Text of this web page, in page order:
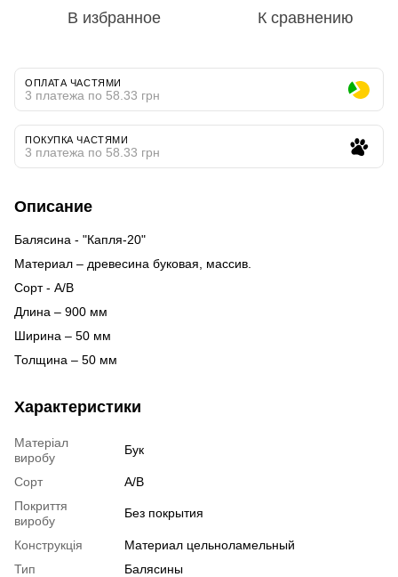
В избранное К сравнению
ОПЛАТА ЧАСТЯМИ
3 платежа по 58.33 грн
ПОКУПКА ЧАСТЯМИ
3 платежа по 58.33 грн
Описание
Балясина - "Капля-20"
Материал – древесина буковая, массив.
Сорт - А/В
Длина – 900 мм
Ширина – 50 мм
Толщина – 50 мм
Характеристики
Матеріал
виробу
Бук
Сорт
А/В
Покриття
виробу
Без покрытия
Конструкція
Материал цельноламельный
Тип
Балясины